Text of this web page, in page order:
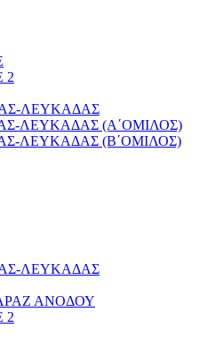
2
ΛΕΥΚΑΔΑΣ
ΛΕΥΚΑΔΑΣ (Α΄ΟΜΙΛΟΣ)
ΛΕΥΚΑΔΑΣ (Β΄ΟΜΙΛΟΣ)
ΛΕΥΚΑΔΑΣ
ΑΝΟΔΟΥ
2